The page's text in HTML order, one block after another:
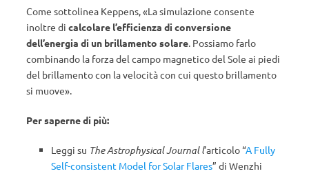
Come sottolinea Keppens, «La simulazione consente
inoltre di calcolare l’efficienza di conversione
dell’energia di un brillamento solare. Possiamo farlo
combinando la forza del campo magnetico del Sole ai piedi
del brillamento con la velocità con cui questo brillamento
si muove».
Per saperne di più:
Leggi su The Astrophysical Journal l’articolo “A Fully
Self-consistent Model for Solar Flares” di Wenzhi